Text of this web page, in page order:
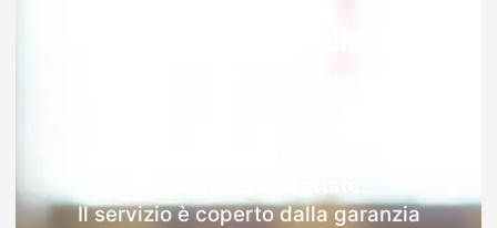
Il servizio è coperto dalla garanzia